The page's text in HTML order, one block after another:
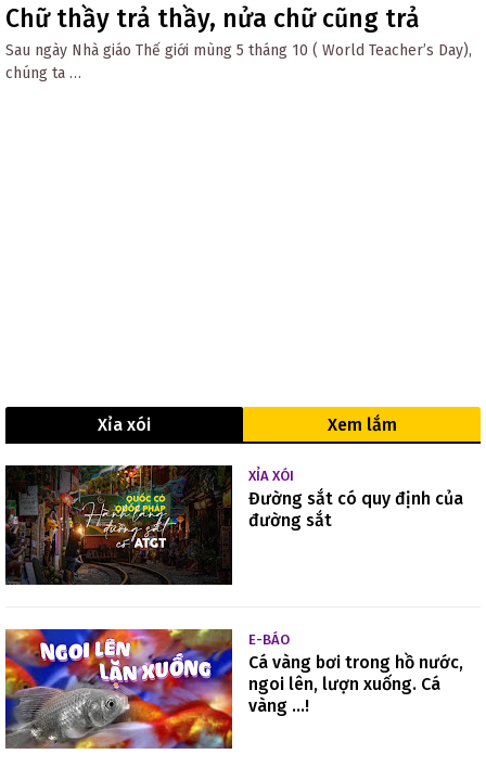
Chữ thầy trả thầy, nửa chữ cũng trả
Sau ngày Nhà giáo Thế giới mùng 5 tháng 10 ( World Teacher’s Day),
chúng ta …
Xỉa xói Xem lắm
XỈA XÓI
Đường sắt có quy định của
đường sắt
E-BÁO
Cá vàng bơi trong hồ nước,
ngoi lên, lượn xuống. Cá
vàng ...!